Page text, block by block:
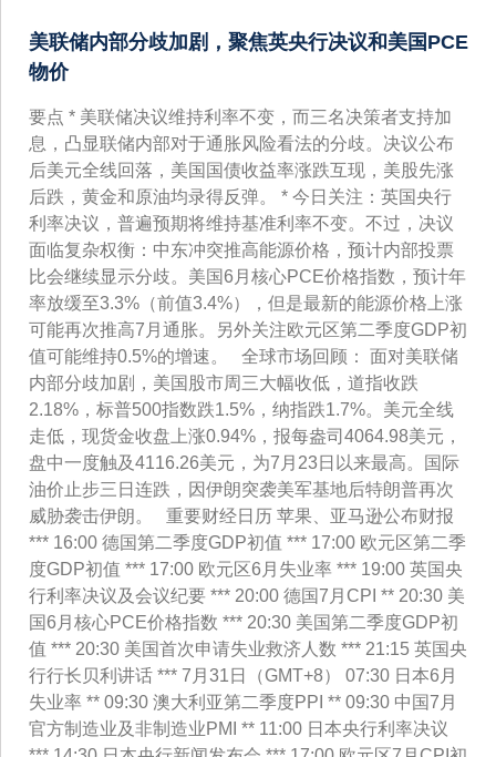
美联储内部分歧加剧，聚焦英央行决议和美国PCE
物价
要点 * 美联储决议维持利率不变，而三名决策者支持加
息，凸显联储内部对于通胀风险看法的分歧。决议公布
后美元全线回落，美国国债收益率涨跌互现，美股先涨
后跌，黄金和原油均录得反弹。 * 今日关注：英国央行
利率决议，普遍预期将维持基准利率不变。不过，决议
面临复杂权衡：中东冲突推高能源价格，预计内部投票
比会继续显示分歧。美国6月核心PCE价格指数，预计年
率放缓至3.3%（前值3.4%），但是最新的能源价格上涨
可能再次推高7月通胀。另外关注欧元区第二季度GDP初
值可能维持0.5%的增速。 全球市场回顾： 面对美联储
内部分歧加剧，美国股市周三大幅收低，道指收跌
2.18%，标普500指数跌1.5%，纳指跌1.7%。美元全线
走低，现货金收盘上涨0.94%，报每盎司4064.98美元，
盘中一度触及4116.26美元，为7月23日以来最高。国际
油价止步三日连跌，因伊朗突袭美军基地后特朗普再次
威胁袭击伊朗。 重要财经日历 苹果、亚马逊公布财报
*** 16:00 德国第二季度GDP初值 *** 17:00 欧元区第二季
度GDP初值 *** 17:00 欧元区6月失业率 *** 19:00 英国央
行利率决议及会议纪要 *** 20:00 德国7月CPI ** 20:30 美
国6月核心PCE价格指数 *** 20:30 美国第二季度GDP初
值 *** 20:30 美国首次申请失业救济人数 *** 21:15 英国央
行行长贝利讲话 *** 7月31日（GMT+8） 07:30 日本6月
失业率 ** 09:30 澳大利亚第二季度PPI ** 09:30 中国7月
官方制造业及非制造业PMI ** 11:00 日本央行利率决议